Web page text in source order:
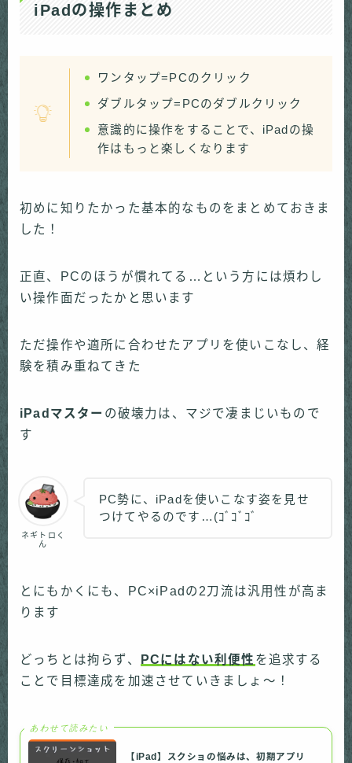
iPadの操作まとめ
ワンタップ=PCのクリック
ダブルタップ=PCのダブルクリック
意識的に操作をすることで、iPadの操
作はもっと楽しくなります
初めに知りたかった基本的なものをまとめておきま
した！
正直、PCのほうが慣れてる…という方には煩わし
い操作面だったかと思います
ただ操作や適所に合わせたアプリを使いこなし、経
験を積み重ねてきた
iPadマスター の破壊力は、マジで凄まじいもので
す
ネギトロく
ん
PC勢に、iPadを使いこなす姿を見せ
つけてやるのです…(ｺﾞｺﾞｺﾞ
とにもかくにも、PC×iPadの2刀流は汎用性が高ま
ります
どっちとは拘らず、 PCにはない利便性 を追求する
ことで目標達成を加速させていきましょ〜！
あわせて読みたい
【iPad】スクショの悩みは、初期アプリ